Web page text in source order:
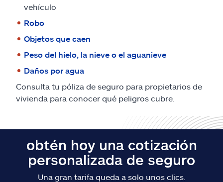
vehículo
Robo
Objetos que caen
Peso del hielo, la nieve o el aguanieve
Daños por agua
Consulta tu póliza de seguro para propietarios de
vivienda para conocer qué peligros cubre.
obtén hoy una cotización
personalizada de seguro
Una gran tarifa queda a solo unos clics.